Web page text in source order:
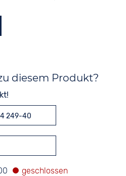
diesem Produkt?
249-40